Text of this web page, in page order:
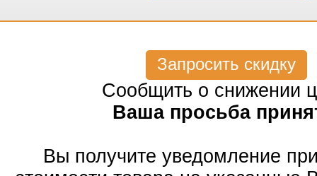
Запросить скидку
Сообщить о снижении
Ваша просьба
Вы получите уведомление